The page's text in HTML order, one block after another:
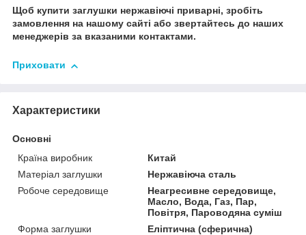
Щоб купити заглушки нержавіючі приварні, зробіть
замовлення на нашому сайті або звертайтесь до наших
менеджерів за вказаними контактами.
Приховати
Характеристики
Основні
Країна виробник
Китай
Матеріал заглушки
Нержавіюча сталь
Робоче середовище
Неагресивне середовище,
Масло, Вода, Газ, Пар,
Повітря, Пароводяна суміш
Форма заглушки
Еліптична (сферична)